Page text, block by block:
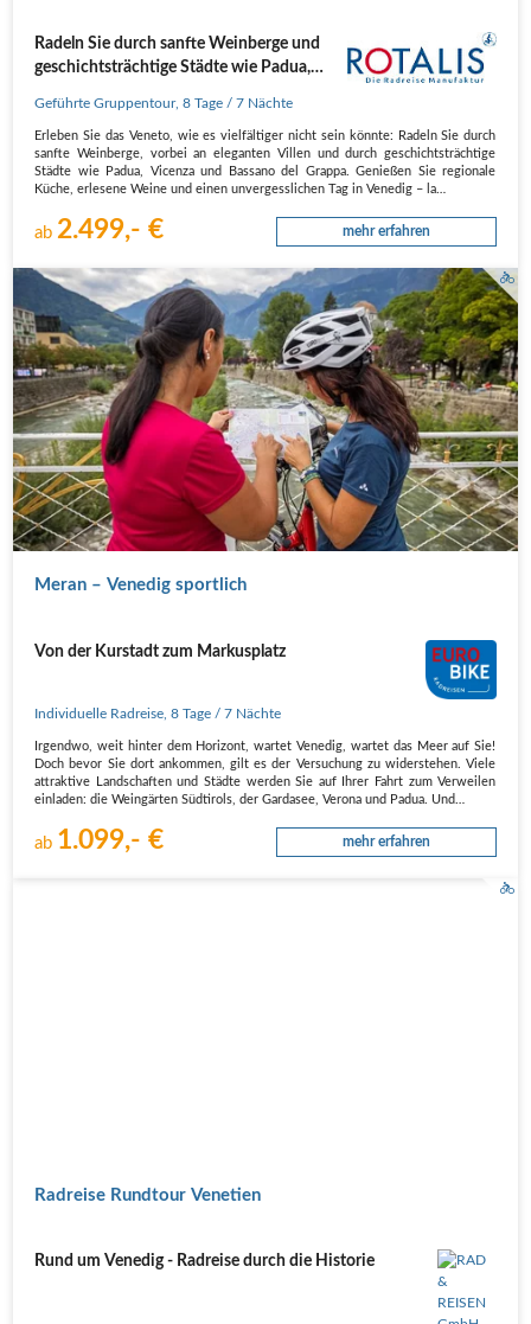
Radeln Sie durch sanfte Weinberge und
geschichtsträchtige Städte wie Padua,
Geführte Gruppentour,8 Tage / 7 Nächte
Erleben Sie das Veneto, wie es vielfältiger nicht sein könnte: Radeln Sie durch
sanfte Weinberge, vorbei an eleganten Villen und durch geschichtsträchtige
Städte wie Padua, Vicenza und Bassano del Grappa. Genießen Sie regionale
Küche, erlesene Weine und einen unvergesslichen Tag in Venedig – la…
ab 2.499,- € mehr erfahren
Radfahrer auf der Postbrücke in Meran
Meran – Venedig sportlich
Von der Kurstadt zum Markusplatz
Individuelle Radreise ,8 Tage / 7 Nächte
Irgendwo, weit hinter dem Horizont, wartet Venedig, wartet das Meer auf Sie!
Doch bevor Sie dort ankommen, gilt es der Versuchung zu widerstehen. Viele
attraktive Landschaften und Städte werden Sie auf Ihrer Fahrt zum Verweilen
einladen: die Weingärten Südtirols, der Gardasee, Verona und Padua. Und…
ab 1.099,- € mehr erfahren
Radreise Rundtour Venetien
Rund um Venedig - Radreise durch die Historie